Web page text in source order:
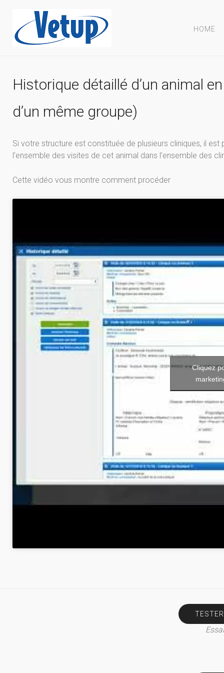
HOME
Historique détaillé d’un animal
d’un même groupe)
Si votre structure est constituée de plusieurs cliniques, il
l’ensemble des visites de cet animal dans l’ensemble des
Cette vidéo vous montre comment procéder
Cliquez